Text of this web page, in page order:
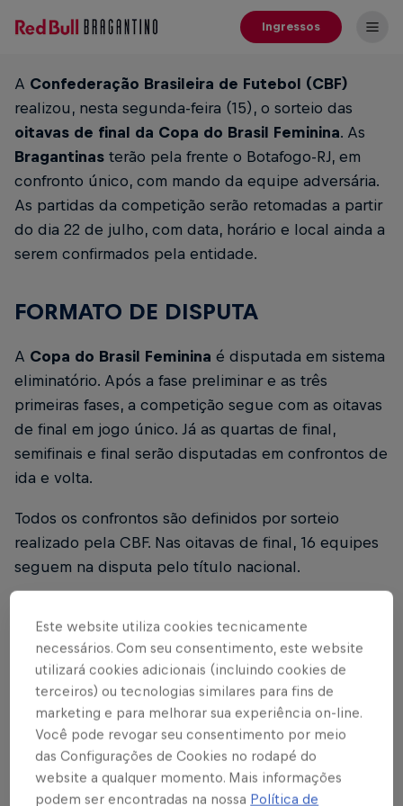
Ingressos
A Confederação Brasileira de Futebol (CBF)
realizou, nesta segunda-feira (15), o sorteio das
oitavas de final da Copa do Brasil Feminina. As
Bragantinas terão pela frente o Botafogo-RJ, em
confronto único, com mando da equipe adversária.
As partidas da competição serão retomadas a partir
do dia 22 de julho, com data, horário e local ainda a
serem confirmados pela entidade.
FORMATO DE DISPUTA
A Copa do Brasil Feminina é disputada em sistema
eliminatório. Após a fase preliminar e as três
primeiras fases, a competição segue com as oitavas
de final em jogo único. Já as quartas de final,
semifinais e final serão disputadas em confrontos de
ida e volta.
Todos os confrontos são definidos por sorteio
realizado pela CBF. Nas oitavas de final, 16 equipes
seguem na disputa pelo título nacional.
BRAGANTINAS NA COMPETIÇÃO!
Relacionado
Bragantinas vencem o São José por 4 a 1 e
avançam de fase na Copa do Brasil
3 min de leitura
Este website utiliza cookies tecnicamente
necessários. Com seu consentimento, este website
utilizará cookies adicionais (incluindo cookies de
terceiros) ou tecnologias similares para fins de
marketing e para melhorar sua experiência on-line.
Você pode revogar seu consentimento por meio
das Configurações de Cookies no rodapé do
website a qualquer momento. Mais informações
podem ser encontradas na nossa Política de